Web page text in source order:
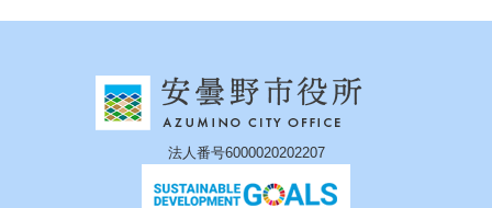
法人番号6000020202207